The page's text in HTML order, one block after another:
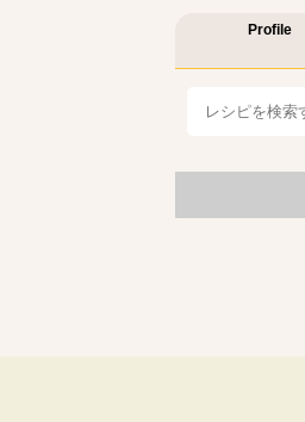
Profile